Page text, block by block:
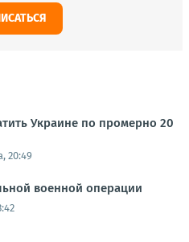
Украине по промерно 20
20:49
военной операции